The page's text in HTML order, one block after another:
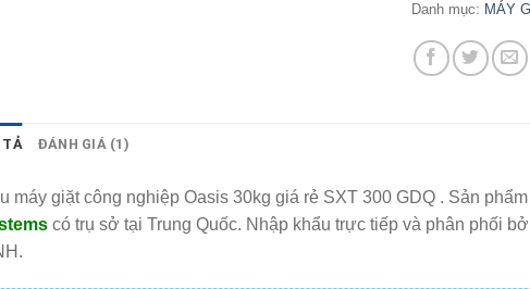
Danh mục: MÁY
TẢ ĐÁNH GIÁ (1)
máy giặt công nghiệp Oasis 30kg giá rẻ SXT 300 GDQ . Sản
có trụ sở tại Trung Quốc. Nhập khẩu trực tiếp và phân phối